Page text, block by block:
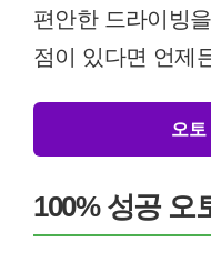
편안한 드라이빙
점이 있다면 언제
오토
100% 성공 오